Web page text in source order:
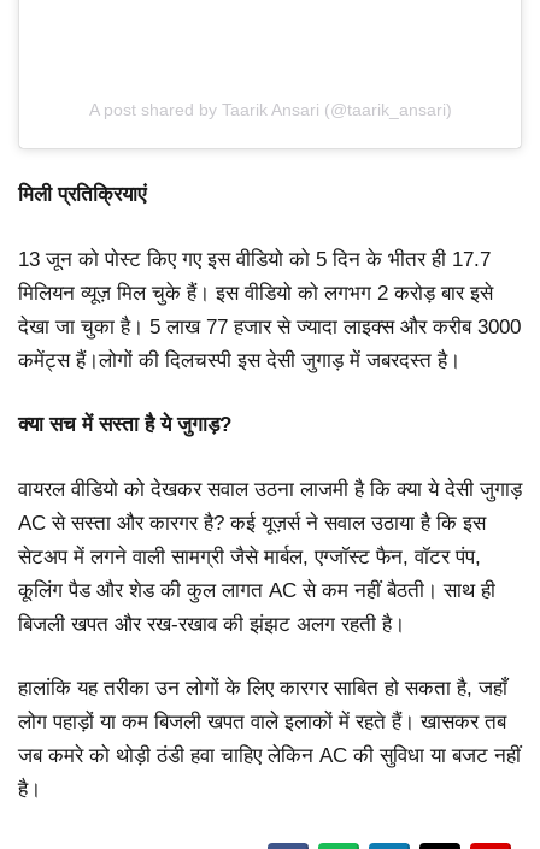
A post shared by Taarik Ansari (@taarik_ansari)
मिली प्रतिक्रियाएं
13 जून को पोस्ट किए गए इस वीडियो को 5 दिन के भीतर ही 17.7
मिलियन व्यूज़ मिल चुके हैं। इस वीडियो को लगभग 2 करोड़ बार इसे
देखा जा चुका है। 5 लाख 77 हजार से ज्यादा लाइक्स और करीब 3000
कमेंट्स हैं।लोगों की दिलचस्पी इस देसी जुगाड़ में जबरदस्त है।
क्या सच में सस्ता है ये जुगाड़?
वायरल वीडियो को देखकर सवाल उठना लाजमी है कि क्या ये देसी जुगाड़
AC से सस्ता और कारगर है? कई यूज़र्स ने सवाल उठाया है कि इस
सेटअप में लगने वाली सामग्री जैसे मार्बल, एग्जॉस्ट फैन, वॉटर पंप,
कूलिंग पैड और शेड की कुल लागत AC से कम नहीं बैठती। साथ ही
बिजली खपत और रख-रखाव की झंझट अलग रहती है।
हालांकि यह तरीका उन लोगों के लिए कारगर साबित हो सकता है, जहाँ
लोग पहाड़ों या कम बिजली खपत वाले इलाकों में रहते हैं। खासकर तब
जब कमरे को थोड़ी ठंडी हवा चाहिए लेकिन AC की सुविधा या बजट नहीं
है।